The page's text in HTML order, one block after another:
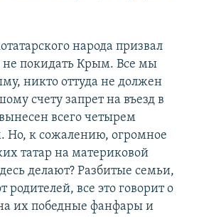
народа призвал
не покидать Крым. Все мы
никто оттуда не должен
счету запрет на въезд в
всего четырем
Но, к сожалению, огромное
татар на материковой
делают? Разбитые семьи,
родителей, все это говорит о
их победные фанфары и